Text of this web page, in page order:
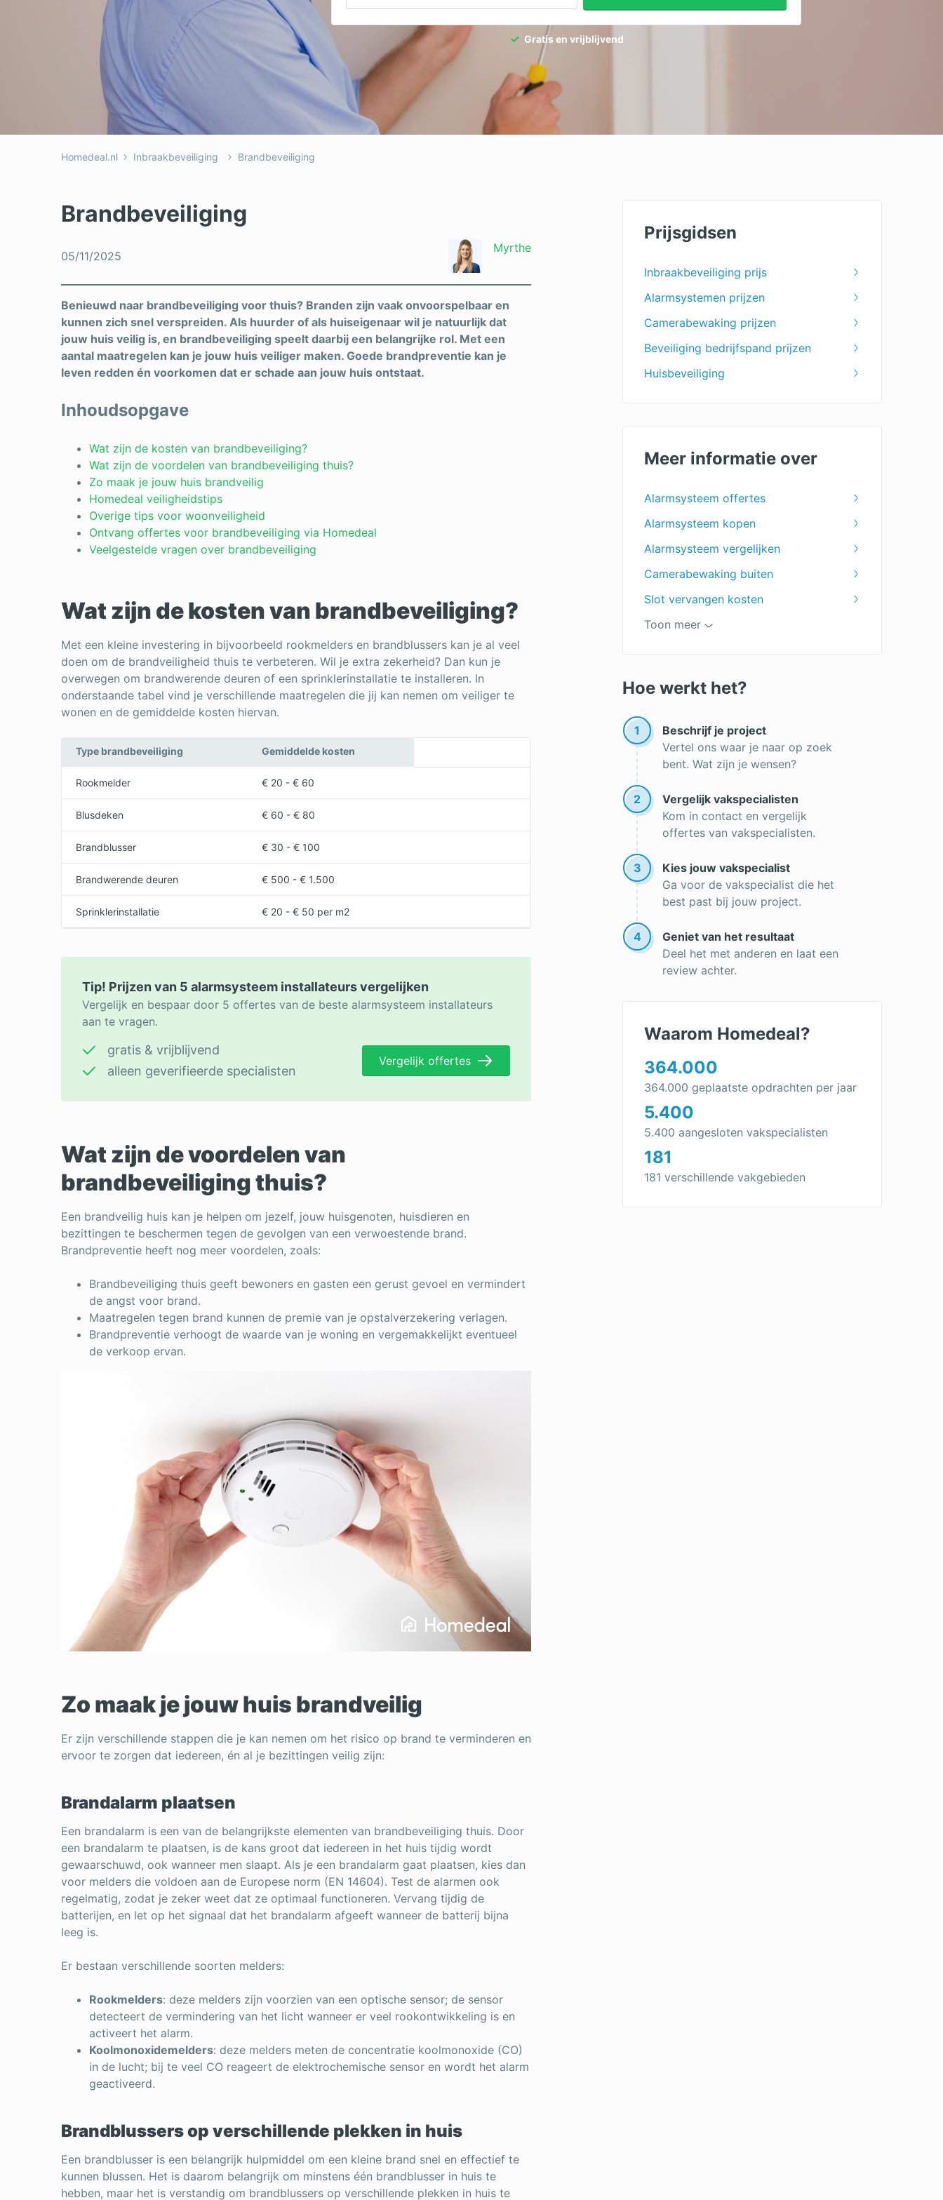
Dakkapel
Dakraam
Elektricien
Laadpalen
Loodgieter
Ongediertebestrijding
Tuinonderhoud
Ventilatie
Gratis en vrijblijvend
Homedeal.nl Inbraakbeveiliging Brandbeveiliging
Brandbeveiliging
05/11/2025
Myrthe
Benieuwd naar brandbeveiliging voor thuis? Branden zijn vaak onvoorspelbaar en
kunnen zich snel verspreiden. Als huurder of als huiseigenaar wil je natuurlijk dat
jouw huis veilig is, en brandbeveiliging speelt daarbij een belangrijke rol. Met een
aantal maatregelen kan je jouw huis veiliger maken. Goede brandpreventie kan je
leven redden én voorkomen dat er schade aan jouw huis ontstaat.
Inhoudsopgave
Wat zijn de kosten van brandbeveiliging?
Wat zijn de voordelen van brandbeveiliging thuis?
Zo maak je jouw huis brandveilig
Homedeal veiligheidstips
Overige tips voor woonveiligheid
Ontvang offertes voor brandbeveiliging via Homedeal
Veelgestelde vragen over brandbeveiliging
Wat zijn de kosten van brandbeveiliging?
Met een kleine investering in bijvoorbeeld rookmelders en brandblussers kan je al veel
doen om de brandveiligheid thuis te verbeteren. Wil je extra zekerheid? Dan kun je
overwegen om brandwerende deuren of een sprinklerinstallatie te installeren. In
onderstaande tabel vind je verschillende maatregelen die jij kan nemen om veiliger te
wonen en de gemiddelde kosten hiervan.
Type brandbeveiliging Gemiddelde kosten
Rookmelder € 20 - € 60
Blusdeken € 60 - € 80
Brandblusser € 30 - € 100
Brandwerende deuren € 500 - € 1.500
Sprinklerinstallatie € 20 - € 50 per m2
Tip! Prijzen van 5 alarmsysteem installateurs vergelijken
Vergelijk en bespaar door 5 offertes van de beste alarmsysteem installateurs
aan te vragen.
gratis & vrijblijvend
alleen geverifieerde specialisten
Vergelijk offertes
Wat zijn de voordelen van
brandbeveiliging thuis?
Een brandveilig huis kan je helpen om jezelf, jouw huisgenoten, huisdieren en
bezittingen te beschermen tegen de gevolgen van een verwoestende brand.
Brandpreventie heeft nog meer voordelen, zoals:
Brandbeveiliging thuis geeft bewoners en gasten een gerust gevoel en vermindert
de angst voor brand.
Maatregelen tegen brand kunnen de premie van je opstalverzekering verlagen.
Brandpreventie verhoogt de waarde van je woning en vergemakkelijkt eventueel
de verkoop ervan.
Zo maak je jouw huis brandveilig
Er zijn verschillende stappen die je kan nemen om het risico op brand te verminderen en
ervoor te zorgen dat iedereen, én al je bezittingen veilig zijn:
Brandalarm plaatsen
Een brandalarm is een van de belangrijkste elementen van brandbeveiliging thuis. Door
een brandalarm te plaatsen, is de kans groot dat iedereen in het huis tijdig wordt
gewaarschuwd, ook wanneer men slaapt. Als je een brandalarm gaat plaatsen, kies dan
voor melders die voldoen aan de Europese norm (EN 14604). Test de alarmen ook
regelmatig, zodat je zeker weet dat ze optimaal functioneren. Vervang tijdig de
batterijen, en let op het signaal dat het brandalarm afgeeft wanneer de batterij bijna
leeg is.
Er bestaan verschillende soorten melders:
Rookmelders: deze melders zijn voorzien van een optische sensor; de sensor
detecteert de vermindering van het licht wanneer er veel rookontwikkeling is en
activeert het alarm.
Koolmonoxidemelders: deze melders meten de concentratie koolmonoxide (CO)
in de lucht; bij te veel CO reageert de elektrochemische sensor en wordt het alarm
geactiveerd.
Brandblussers op verschillende plekken in huis
Een brandblusser is een belangrijk hulpmiddel om een kleine brand snel en effectief te
kunnen blussen. Het is daarom belangrijk om minstens één brandblusser in huis te
hebben, maar het is verstandig om brandblussers op verschillende plekken in huis te
Prijsgidsen
Inbraakbeveiliging prijs
Alarmsystemen prijzen
Camerabewaking prijzen
Beveiliging bedrijfspand prijzen
Huisbeveiliging
Meer informatie over
Alarmsysteem offertes
Alarmsysteem kopen
Alarmsysteem vergelijken
Camerabewaking buiten
Slot vervangen kosten
Beveiligingscamera laten installeren
geschikt voor jou?
Inbraakverzekering
Toon meer
Hoe werkt het?
1
Beschrijf je project
Vertel ons waar je naar op zoek
bent. Wat zijn je wensen?
2
Vergelijk vakspecialisten
Kom in contact en vergelijk
offertes van vakspecialisten.
3
Kies jouw vakspecialist
Ga voor de vakspecialist die het
best past bij jouw project.
4
Geniet van het resultaat
Deel het met anderen en laat een
review achter.
Waarom Homedeal?
364.000
364.000 geplaatste opdrachten per jaar
5.400
5.400 aangesloten vakspecialisten
181
181 verschillende vakgebieden